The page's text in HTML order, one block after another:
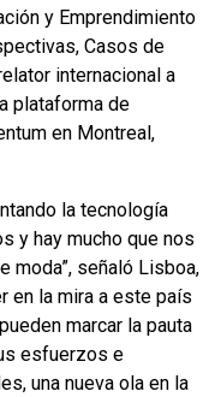
y Emprendimiento
Casos de
internacional a
plataforma de
en Montreal,
la tecnología
y hay mucho que nos
moda”, señaló Lisboa,
en la mira a este país
marcar la pauta
esfuerzos e
una nueva ola en la